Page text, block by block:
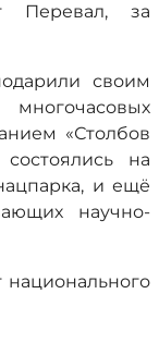
Перевал, за
своим
«Столбов
на
и ещё
научно-
национального